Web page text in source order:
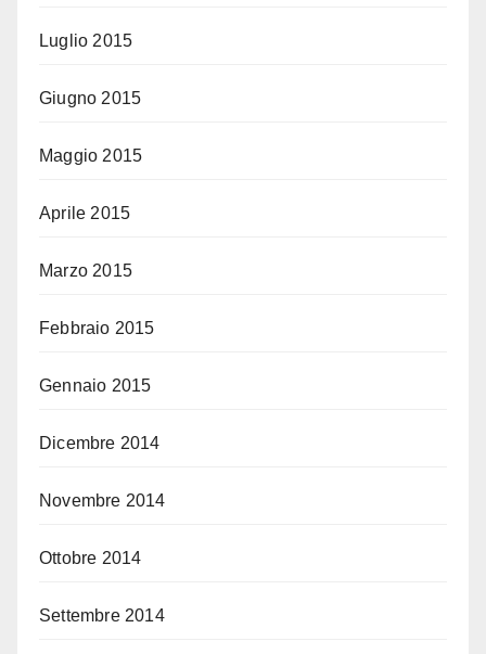
Luglio 2015
Giugno 2015
Maggio 2015
Aprile 2015
Marzo 2015
Febbraio 2015
Gennaio 2015
Dicembre 2014
Novembre 2014
Ottobre 2014
Settembre 2014